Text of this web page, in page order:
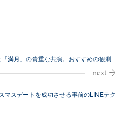
満月」の貴重な共演。おすすめの観測
マスデートを成功させる事前のLINEテク